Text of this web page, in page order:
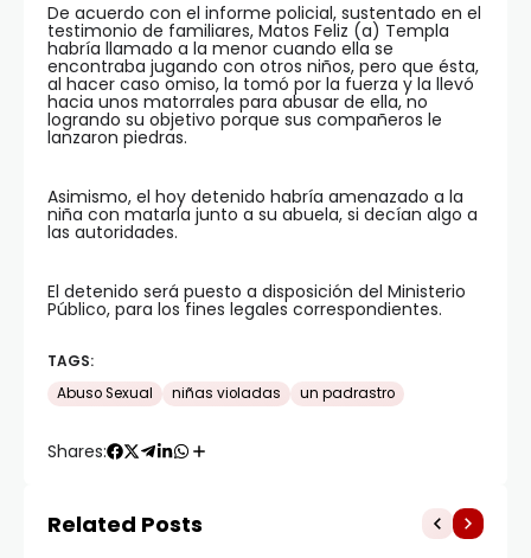
De acuerdo con el informe policial, sustentado en el
testimonio de familiares, Matos Feliz (a) Templa
habría llamado a la menor cuando ella se
encontraba jugando con otros niños, pero que ésta,
al hacer caso omiso, la tomó por la fuerza y la llevó
hacia unos matorrales para abusar de ella, no
logrando su objetivo porque sus compañeros le
lanzaron piedras.
Asimismo, el hoy detenido habría amenazado a la
niña con matarla junto a su abuela, si decían algo a
las autoridades.
El detenido será puesto a disposición del Ministerio
Público, para los fines legales correspondientes.
TAGS:
Abuso Sexual
niñas violadas un padrastro
Shares:
Related Posts